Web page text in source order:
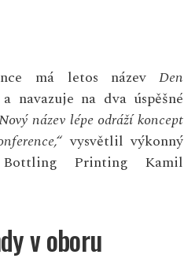
má letos název Den
a navazuje na dva úspěšné
název lépe odráží koncept
vysvětlil výkonný
Printing Kamil
v oboru